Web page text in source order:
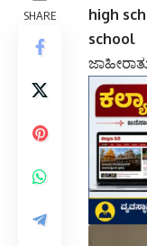
SHARE
high
school